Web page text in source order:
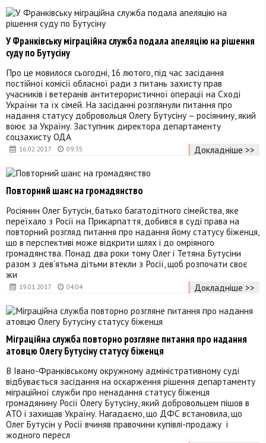
16.02.2017 09:35
У Франківську міграційна служба подала апеляцію на рішення
суду по Бутусіну
Про це мовилося сьогодні, 16 лютого, під час засідання
постійної комісії обласної ради з питань захисту прав
учасників і ветеранів антитерористичної операції на Сході
України та їх сімей. На засіданні розглянули питання про
надання статусу добровольця Олегу Бутусіну – росіянину, який
воює за Україну. Заступник директора департаменту
соцзахисту ОДА
Докладніше >>
19.01.2017 04:04
Повторний шанс на громадянство
Росіянин Олег Бутусін, батько багатодітного сімейства, яке
переїхало з Росії на Прикарпаття, добився в суді права на
повторний розгляд питання про надання йому статусу біженця,
що в перспективі може відкрити шлях і до омріяного
громадянства. Понад два роки тому Олег і Тетяна Бутусіни
разом з дев’ятьма дітьми втекли з Росії, щоб розпочати своє
жи
Докладніше >>
Міграційна служба повторно розгляне питання про надання
атовцю Олегу Бутусіну статусу біженця
В Івано-Франківському окружному адміністративному суді
відбувається засідання на оскарження рішення департаменту
міграційної служби про ненадання статусу біженця
громадянину Росії Олегу Бутусіну, який добровольцем пішов в
АТО і захищав Україну. Нагадаємо, що ДФС встановила, що
Олег Бутусін у Росії вчиняв правочини купівлі-продажу і
жодного пересл